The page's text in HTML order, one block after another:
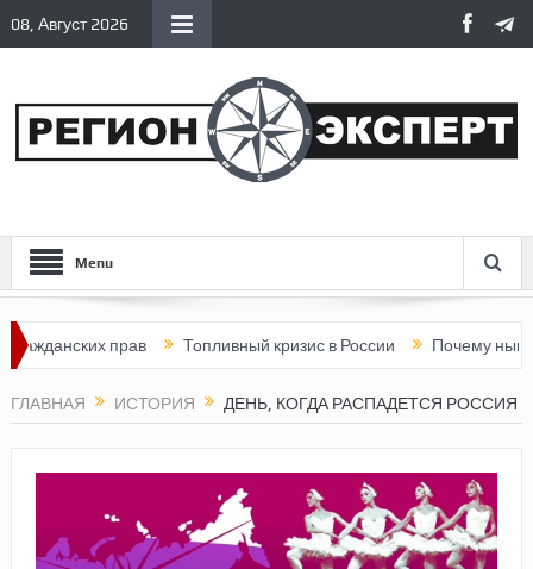
08, Август 2026
Menu
прав Топливный кризис в России Почему нынешняя
ГЛАВНАЯ ИСТОРИЯ ДЕНЬ, КОГДА РАСПАДЕТСЯ РОССИЯ